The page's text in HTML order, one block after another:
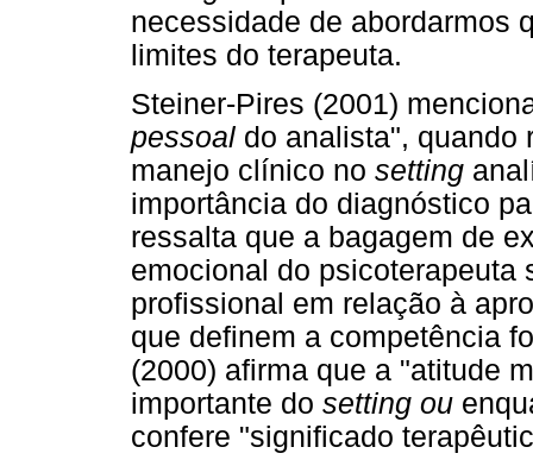
necessidade de abordarmos
limites do terapeuta.
Steiner-Pires (2001)
pessoal do analista", quando
manejo clínico no setting
importância do diagnóstico
ressalta que a bagagem de
emocional do psicoterapeuta
profissional em relação à
que definem a competência
(2000) afirma que a "atitude
importante do setting ou
confere "significado